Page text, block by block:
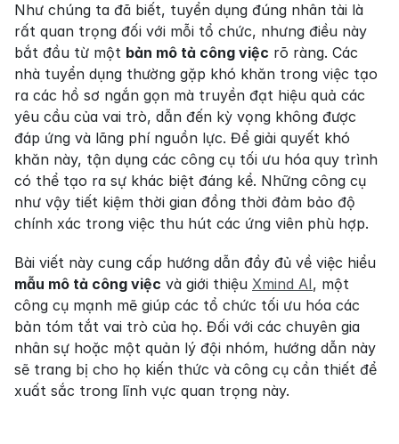
Như chúng ta đã biết, tuyển dụng đúng nhân tài là
rất quan trọng đối với mỗi tổ chức, nhưng điều này
bắt đầu từ một bản mô tả công việc rõ ràng. Các
nhà tuyển dụng thường gặp khó khăn trong việc tạo
ra các hồ sơ ngắn gọn mà truyền đạt hiệu quả các
yêu cầu của vai trò, dẫn đến kỳ vọng không được
đáp ứng và lãng phí nguồn lực. Để giải quyết khó
khăn này, tận dụng các công cụ tối ưu hóa quy trình
có thể tạo ra sự khác biệt đáng kể. Những công cụ
như vậy tiết kiệm thời gian đồng thời đảm bảo độ
chính xác trong việc thu hút các ứng viên phù hợp.
mẫu mô tả công việc và giới thiệu Xmind AI, một
công cụ mạnh mẽ giúp các tổ chức tối ưu hóa các
bản tóm tắt vai trò của họ. Đối với các chuyên gia
nhân sự hoặc một quản lý đội nhóm, hướng dẫn này
sẽ trang bị cho họ kiến thức và công cụ cần thiết để
xuất sắc trong lĩnh vực quan trọng này.